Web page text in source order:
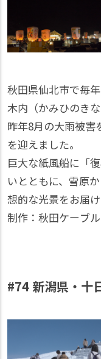
秋田県仙北市で毎
木内（かみひのき
昨年8月の大雨被害
を迎えました。
巨大な紙風船に「
いとともに、雪原
想的な光景をお届け
制作：秋田ケーブ
#74 新潟県・十